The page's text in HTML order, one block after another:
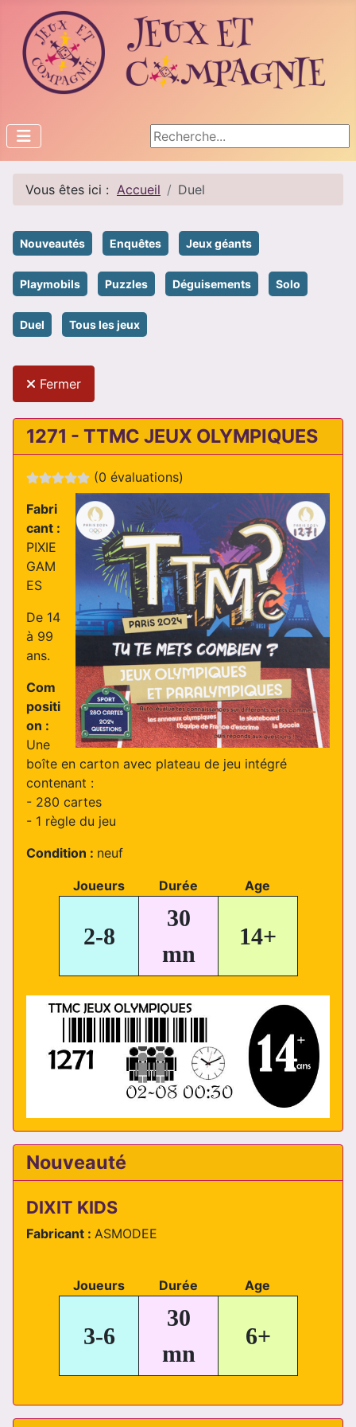
Rechercher
Vous êtes ici : Accueil Duel
Nouveautés Enquêtes Jeux géants
Playmobils Puzzles Déguisements Solo
Duel Tous les jeux
Fermer
1271 - TTMC JEUX OLYMPIQUES
(0 évaluations)
Fabri
cant :
PIXIE
GAM
ES
De 14
à 99
ans.
Com
positi
on :
Une
boîte en carton avec plateau de jeu intégré
contenant :
- 280 cartes
- 1 règle du jeu
Condition : neuf
Joueurs Durée Age
2-8
30
mn
14+
Nouveauté
DIXIT KIDS
Fabricant : ASMODEE
Joueurs Durée Age
3-6
30
mn
6+